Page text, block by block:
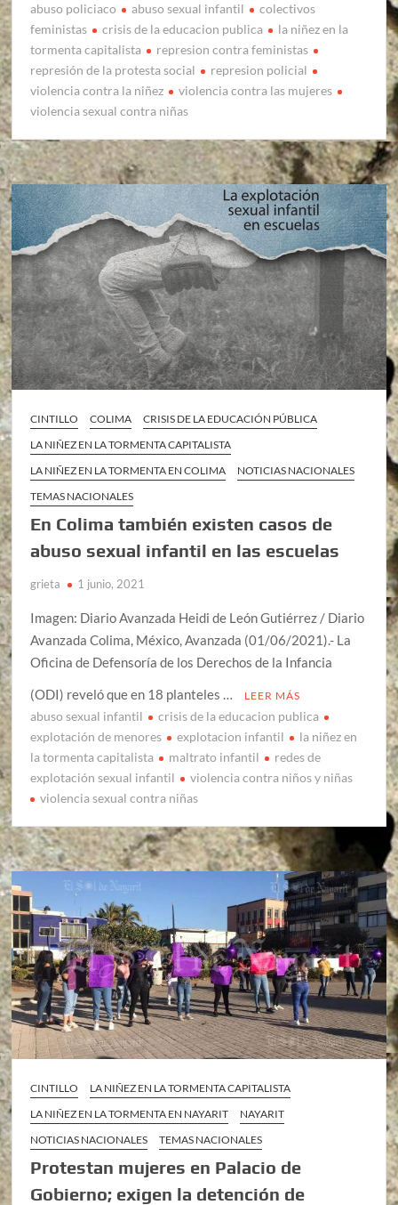
abuso policiaco abuso sexual infantil
colectivos
feministas
crisis de la educacion publica
la niñez en la
tormenta capitalista
represion contra feministas
represión de la protesta social
represion policial
violencia contra la niñez
violencia contra las mujeres
violencia sexual contra niñas
CINTILLO COLIMA
CRISIS DE LA EDUCACIÓN PÚBLICA
LA NIÑEZ EN LA TORMENTA CAPITALISTA
LA NIÑEZ EN LA TORMENTA EN COLIMA
NOTICIAS NACIONALES
TEMAS NACIONALES
En Colima también existen casos de
abuso sexual infantil en las escuelas
grieta 1 junio, 2021
Imagen: Diario Avanzada Heidi de León Gutiérrez / Diario
Avanzada Colima, México, Avanzada (01/06/2021).- La
Oficina de Defensoría de los Derechos de la Infancia
(ODI) reveló que en 18 planteles …
LEER MÁS
abuso sexual infantil
crisis de la educacion publica
explotación de menores
explotacion infantil
la niñez en
la tormenta capitalista
maltrato infantil
redes de
explotación sexual infantil
violencia contra niños y niñas
violencia sexual contra niñas
CINTILLO
LA NIÑEZ EN LA TORMENTA CAPITALISTA
LA NIÑEZ EN LA TORMENTA EN NAYARIT
NAYARIT
NOTICIAS NACIONALES
TEMAS NACIONALES
Protestan mujeres en Palacio de
Gobierno; exigen la detención de